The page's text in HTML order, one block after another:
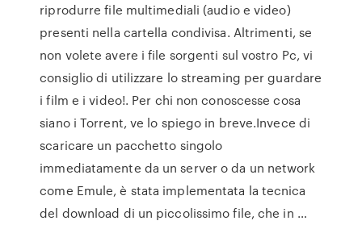
riprodurre file multimediali (audio e video)
presenti nella cartella condivisa. Altrimenti, se
non volete avere i file sorgenti sul vostro Pc, vi
consiglio di utilizzare lo streaming per guardare
i film e i video!. Per chi non conoscesse cosa
siano i Torrent, ve lo spiego in breve.Invece di
scaricare un pacchetto singolo
immediatamente da un server o da un network
come Emule, è stata implementata la tecnica
del download di un piccolissimo file, che in …